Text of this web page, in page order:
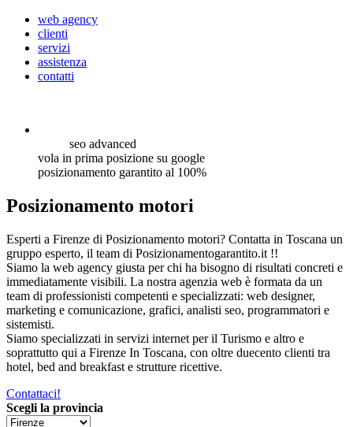
web agency
clienti
servizi
assistenza
contatti
seo advanced
vola in prima posizione su google
posizionamento garantito al 100%
Posizionamento motori
Esperti a Firenze di Posizionamento motori? Contatta in Toscana un
gruppo esperto, il team di Posizionamentogarantito.it !!
Siamo la web agency giusta per chi ha bisogno di risultati concreti e
immediatamente visibili. La nostra agenzia web è formata da un
team di professionisti competenti e specializzati: web designer,
marketing e comunicazione, grafici, analisti seo, programmatori e
sistemisti.
Siamo specializzati in servizi internet per il Turismo e altro e
soprattutto qui a Firenze In Toscana, con oltre duecento clienti tra
hotel, bed and breakfast e strutture ricettive.
Contattaci!
Scegli la provincia